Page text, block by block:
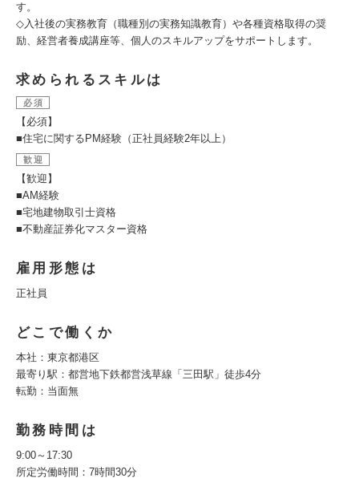
す。
◇入社後の実務教育（職種別の実務知識教育）や各種資格取得の奨
励、経営者養成講座等、個人のスキルアップをサポートします。
求められるスキルは
必須
【必須】
■住宅に関するPM経験（正社員経験2年以上）
歓迎
【歓迎】
■AM経験
■宅地建物取引士資格
■不動産証券化マスター資格
雇用形態は
正社員
どこで働くか
本社：東京都港区
最寄り駅：都営地下鉄都営浅草線「三田駅」徒歩4分
転勤：当面無
勤務時間は
9:00～17:30
所定労働時間：7時間30分